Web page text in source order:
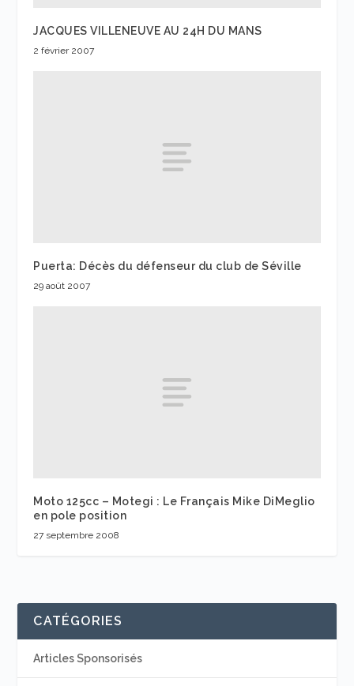
JACQUES VILLENEUVE AU 24H DU MANS
2 février 2007
Puerta: Décès du défenseur du club de Séville
29 août 2007
Moto 125cc – Motegi : Le Français Mike DiMeglio
en pole position
27 septembre 2008
CATÉGORIES
Articles Sponsorisés